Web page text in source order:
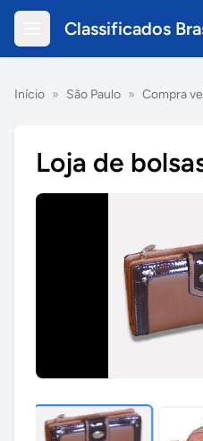
Classificados
Início » São Paulo » Compra
Loja de